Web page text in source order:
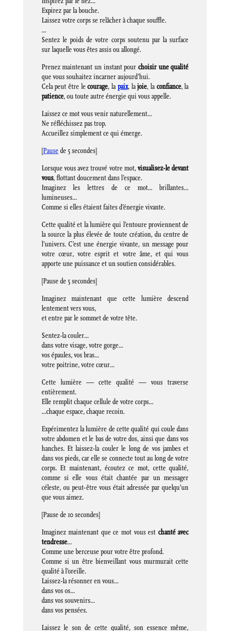
Expirez par la bouche.
Laissez votre corps se relâcher à chaque souffle.
…
Sentez le poids de votre corps soutenu par la surface
sur laquelle vous êtes assis ou allongé.
Prenez maintenant un instant pour choisir une qualité
que vous souhaitez incarner aujourd’hui.
Cela peut être lecourage, lapaix, lajoie, laconfiance, la
patience, ou toute autre énergie qui vous appelle.
Laissez ce mot vous venir naturellement…
Ne réfléchissez pas trop.
Accueillez simplement ce qui émerge.
[Pausede 5 secondes]
Lorsque vous avez trouvé votre mot,visualisez-le devant
vous, flottant doucement dans l’espace.
Imaginez les lettres de ce mot… brillantes…
lumineuses…
Comme si elles étaient faites d’énergie vivante.
Cette qualité et la lumière qui l’entoure proviennent de
la source la plus élevée de toute création, du centre de
l’univers. C’est une énergie vivante, un message pour
votre cœur, votre esprit et votre âme, et qui vous
apporte une puissance et un soutien considérables.
[Pause de 5 secondes]
Imaginez maintenant que cette lumière descend
lentement vers vous,
et entre par le sommet de votre tête.
Sentez-la couler…
dans votre visage, votre gorge…
vos épaules, vos bras…
votre poitrine, votre cœur…
Cette lumière — cette qualité — vous traverse
entièrement.
Elle remplit chaque cellule de votre corps…
…chaque espace, chaque recoin.
Expérimentez la lumière de cette qualité qui coule dans
votre abdomen et le bas de votre dos, ainsi que dans vos
hanches. Et laissez-la couler le long de vos jambes et
dans vos pieds, car elle se connecte tout au long de votre
corps. Et maintenant, écoutez ce mot, cette qualité,
comme si elle vous était chantée par un messager
céleste, ou peut-être vous était adressée par quelqu’un
que vous aimez.
[Pause de 10 secondes]
Imaginez maintenant que ce mot vous est chanté avec
tendresse…
Comme une berceuse pour votre être profond.
Comme si un être bienveillant vous murmurait cette
qualité à l’oreille.
Laissez-la résonner en vous…
dans vos os…
dans vos souvenirs…
dans vos pensées.
Laissez le son de cette qualité, son essence même,